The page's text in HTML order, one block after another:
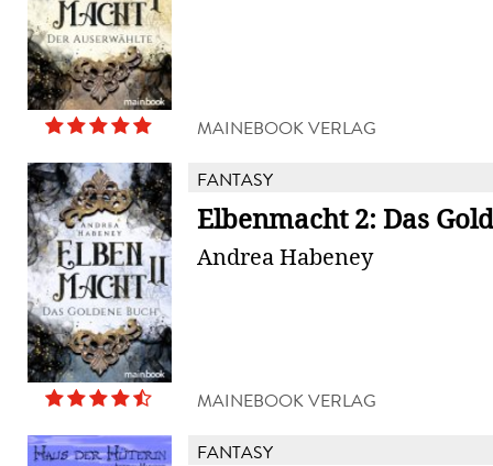
MAINEBOOK VERLAG
FANTASY
Elbenmacht 2: Das
Andrea Habeney
MAINEBOOK VERLAG
FANTASY